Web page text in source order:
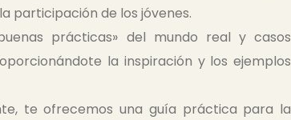
participación de los jóvenes.
prácticas» del mundo real y casos
la inspiración y los ejemplos
te ofrecemos una guía práctica para la